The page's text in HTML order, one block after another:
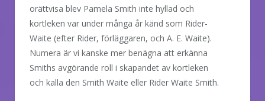
orättvisa blev Pamela Smith inte hyllad och
kortleken var under många år känd som Rider-
Waite (efter Rider, förläggaren, och A. E. Waite).
Numera är vi kanske mer benägna att erkänna
Smiths avgörande roll i skapandet av kortleken
och kalla den Smith Waite eller Rider Waite Smith.